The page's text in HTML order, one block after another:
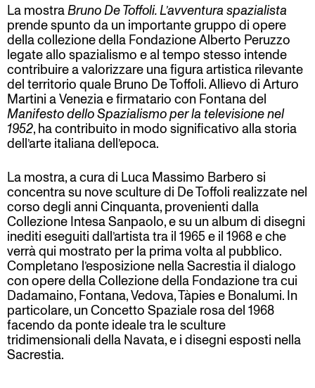
La mostraBruno De Toffoli. L’avventura spazialista
prende spunto da un importante gruppo di opere
della collezione della Fondazione Alberto Peruzzo
legate allo spazialismo e al tempo stesso intende
contribuire a valorizzare una figura artistica rilevante
del territorio quale Bruno De Toffoli. Allievo di Arturo
Martini a Venezia e firmatario con Fontana del
Manifesto dello Spazialismo per la televisione nel
1952, ha contribuito in modo significativo alla storia
dell’arte italiana dell’epoca.
La mostra, a cura di Luca Massimo Barbero si
concentra su nove sculture di De Toffoli realizzate nel
corso degli anni Cinquanta, provenienti dalla
Collezione Intesa Sanpaolo, e su un album di disegni
inediti eseguiti dall’artista tra il 1965 e il 1968 e che
verrà qui mostrato per la prima volta al pubblico.
Completano l’esposizione nella Sacrestia il dialogo
con opere della Collezione della Fondazione tra cui
Dadamaino, Fontana, Vedova, Tàpies e Bonalumi. In
particolare, un Concetto Spaziale rosa del 1968
facendo da ponte ideale tra le sculture
tridimensionali della Navata, e i disegni esposti nella
Sacrestia.